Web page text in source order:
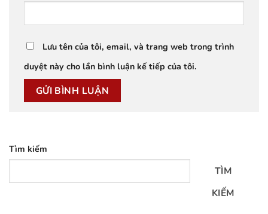
Lưu tên của tôi, email, và trang web trong trình
duyệt này cho lần bình luận kế tiếp của tôi.
Tìm kiếm
TÌM
KIẾM